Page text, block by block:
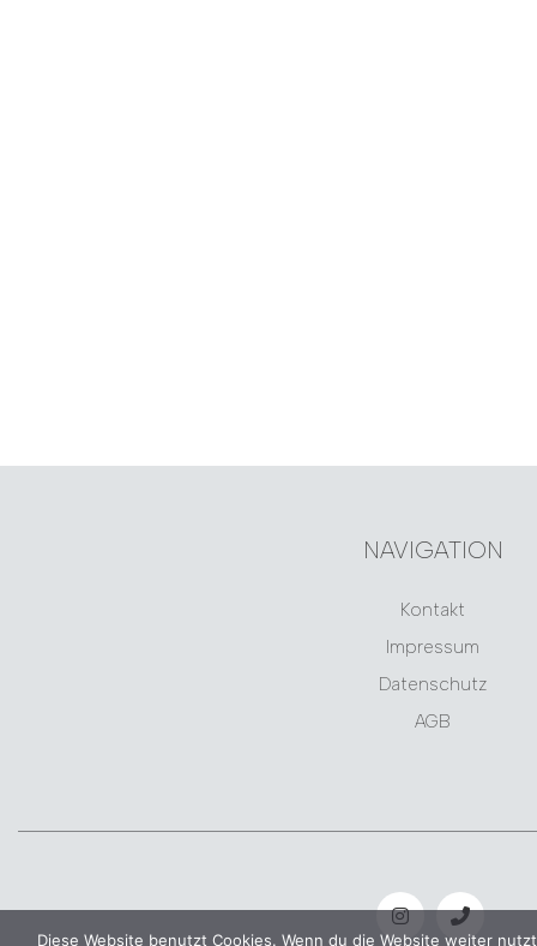
NAVIGATION
Kontakt
Impressum
Datenschutz
AGB
Diese Website benutzt Cookies. Wenn du die Website weiter